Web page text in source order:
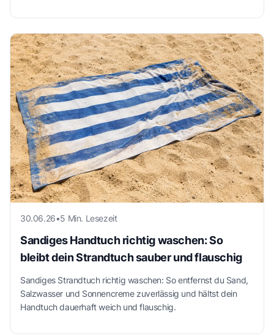
30.06.26•5 Min. Lesezeit
Sandiges Handtuch richtig waschen: So
bleibt dein Strandtuch sauber und flauschig
Sandiges Strandtuch richtig waschen: So entfernst du Sand,
Salzwasser und Sonnencreme zuverlässig und hältst dein
Handtuch dauerhaft weich und flauschig.